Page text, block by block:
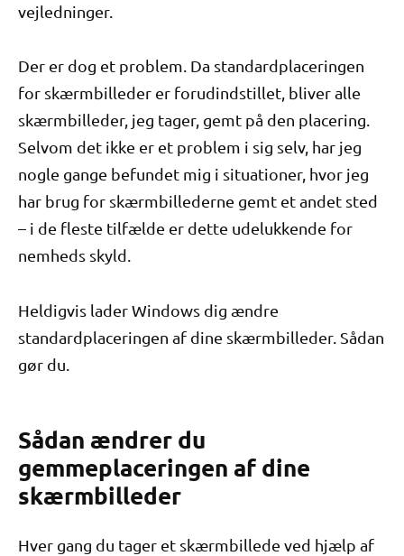
vejledninger.
Der er dog et problem. Da standardplaceringen
for skærmbilleder er forudindstillet, bliver alle
skærmbilleder, jeg tager, gemt på den placering.
Selvom det ikke er et problem i sig selv, har jeg
nogle gange befundet mig i situationer, hvor jeg
har brug for skærmbillederne gemt et andet sted
– i de fleste tilfælde er dette udelukkende for
nemheds skyld.
Heldigvis lader Windows dig ændre
standardplaceringen af ​​dine skærmbilleder. Sådan
gør du.
Sådan ændrer du
gemmeplaceringen af ​​dine
skærmbilleder
Hver gang du tager et skærmbillede ved hjælp af